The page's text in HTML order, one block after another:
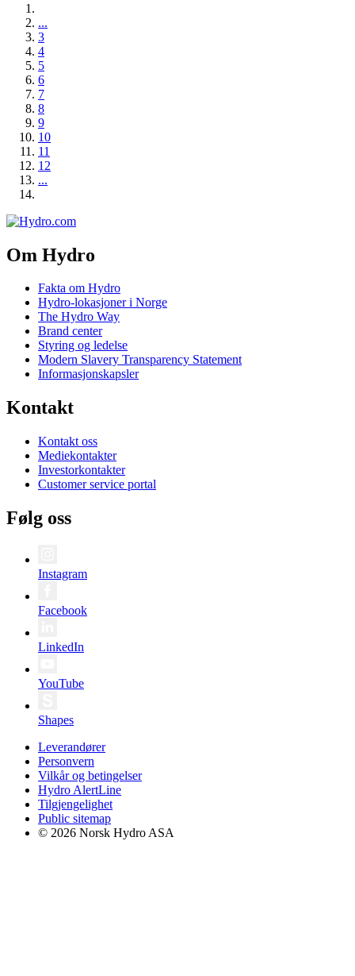
...
3
4
5
6
7
8
9
10
11
12
...
Om Hydro
Fakta om Hydro
Hydro-lokasjoner i Norge
The Hydro Way
Brand center
Styring og ledelse
Modern Slavery Transparency Statement
Informasjonskapsler
Kontakt
Kontakt oss
Mediekontakter
Investorkontakter
Customer service portal
Følg oss
Instagram
Facebook
LinkedIn
YouTube
Shapes
Leverandører
Personvern
Vilkår og betingelser
Hydro AlertLine
Tilgjengelighet
Public sitemap
© 2026 Norsk Hydro ASA